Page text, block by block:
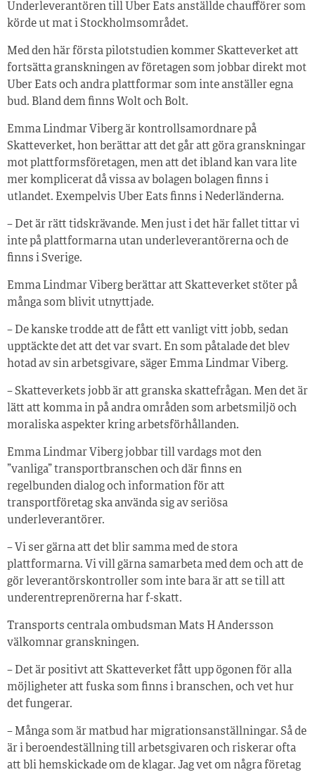
Underleverantören till Uber Eats anställde chaufförer som
körde ut mat i Stockholmsområdet.
Med den här första pilotstudien kommer Skatteverket att
fortsätta granskningen av företagen som jobbar direkt mot
Uber Eats och andra plattformar som inte anställer egna
bud. Bland dem finns Wolt och Bolt.
Emma Lindmar Viberg är kontrollsamordnare på
Skatteverket, hon berättar att det går att göra granskningar
mot plattformsföretagen, men att det ibland kan vara lite
mer komplicerat då vissa av bolagen bolagen finns i
utlandet. Exempelvis Uber Eats finns i Nederländerna.
– Det är rätt tidskrävande. Men just i det här fallet tittar vi
inte på plattformarna utan underleverantörerna och de
finns i Sverige.
Emma Lindmar Viberg berättar att Skatteverket stöter på
många som blivit utnyttjade.
– De kanske trodde att de fått ett vanligt vitt jobb, sedan
upptäckte det att det var svart. En som påtalade det blev
hotad av sin arbetsgivare, säger Emma Lindmar Viberg.
– Skatteverkets jobb är att granska skattefrågan. Men det är
lätt att komma in på andra områden som arbetsmiljö och
moraliska aspekter kring arbetsförhållanden.
Emma Lindmar Viberg jobbar till vardags mot den
”vanliga” transportbranschen och där finns en
regelbunden dialog och information för att
transportföretag ska använda sig av seriösa
underleverantörer.
– Vi ser gärna att det blir samma med de stora
plattformarna. Vi vill gärna samarbeta med dem och att de
gör leverantörskontroller som inte bara är att se till att
underentreprenörerna har f-skatt.
Transports centrala ombudsman Mats H Andersson
välkomnar granskningen.
– Det är positivt att Skatteverket fått upp ögonen för alla
möjligheter att fuska som finns i branschen, och vet hur
det fungerar.
– Många som är matbud har migrationsanställningar. Så de
är i beroendeställning till arbetsgivaren och riskerar ofta
att bli hemskickade om de klagar. Jag vet om några företag